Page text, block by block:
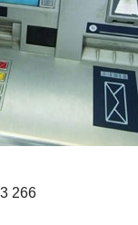
266 33